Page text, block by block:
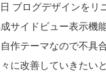
ブログデザインをリ
サイドビュー表示機
作テーマなので不具
に改善していきたい